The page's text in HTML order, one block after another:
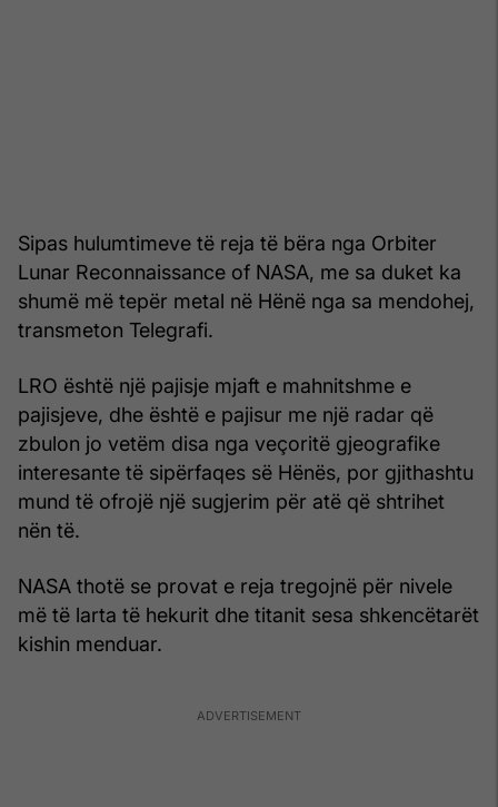
Sipas hulumtimeve të reja të bëra nga Orbiter
Lunar Reconnaissance of NASA, me sa duket ka
shumë më tepër metal në Hënë nga sa mendohej,
transmeton Telegrafi.
LRO është një pajisje mjaft e mahnitshme e
pajisjeve, dhe është e pajisur me një radar që
zbulon jo vetëm disa nga veçoritë gjeografike
interesante të sipërfaqes së Hënës, por gjithashtu
mund të ofrojë një sugjerim për atë që shtrihet
nën të.
NASA thotë se provat e reja tregojnë për nivele
më të larta të hekurit dhe titanit sesa shkencëtarët
kishin menduar.